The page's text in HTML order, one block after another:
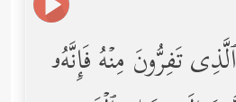
تَفِرُّونَ مِنۡهُ فَإِنَّهُۥ